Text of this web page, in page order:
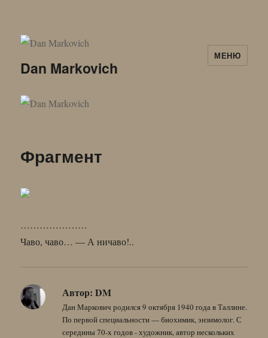
Dan Markovich
МЕНЮ
Фрагмент
…………………
Чаво, чаво… — А ничаво!..
Автор: DM
Дан Маркович родился 9 октября 1940 года в Таллине.
По первой специальности — биохимик, энзимолог. С
середины 70-х годов - художник, автор нескольких